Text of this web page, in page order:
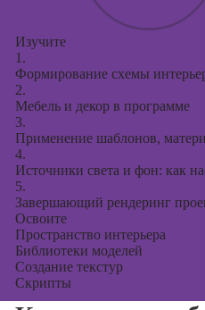
Изучите
1.
Формирование схемы
2.
Мебель и декор в программе
3.
Применение шаблонов,
4.
Источники света и фон: как
5.
Завершающий рендеринг
Освоите
Пространство интерьера
Библиотеки моделей
Создание текстур
Скрипты